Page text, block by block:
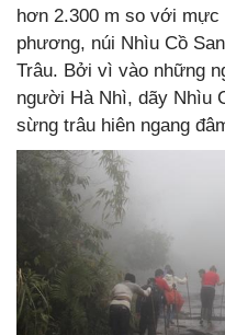
hơn 2.300 m so với
phương, núi Nhìu Cồ
Trâu. Bởi vì vào những
người Hà Nhì, dãy Nhìu
sừng trâu hiên ngang